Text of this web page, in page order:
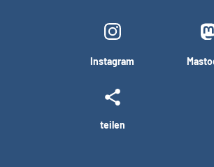
Instagram
teilen